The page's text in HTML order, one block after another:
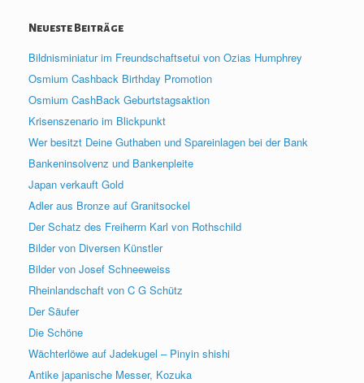
Neueste Beiträge
Bildnisminiatur im Freundschaftsetui von Ozias Humphrey
Osmium Cashback Birthday Promotion
Osmium CashBack Geburtstagsaktion
Krisenszenario im Blickpunkt
Wer besitzt Deine Guthaben und Spareinlagen bei der Bank
Bankeninsolvenz und Bankenpleite
Japan verkauft Gold
Adler aus Bronze auf Granitsockel
Der Schatz des Freiherrn Karl von Rothschild
Bilder von Diversen Künstler
Bilder von Josef Schneeweiss
Rheinlandschaft von C G Schütz
Der Säufer
Die Schöne
Wächterlöwe auf Jadekugel – Pinyin shishi
Antike japanische Messer, Kozuka